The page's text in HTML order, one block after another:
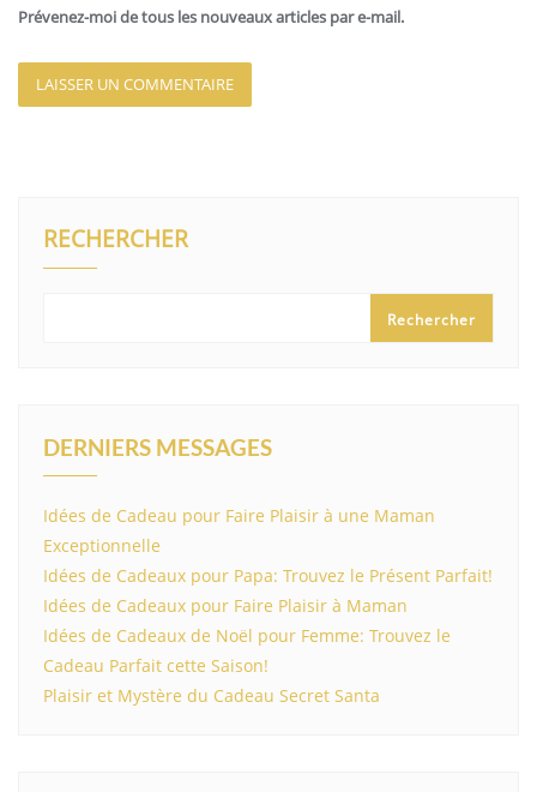
Prévenez-moi de tous les nouveaux articles par e-mail.
RECHERCHER
Rechercher
DERNIERS MESSAGES
Idées de Cadeau pour Faire Plaisir à une Maman
Exceptionnelle
Idées de Cadeaux pour Papa: Trouvez le Présent Parfait!
Idées de Cadeaux pour Faire Plaisir à Maman
Idées de Cadeaux de Noël pour Femme: Trouvez le
Cadeau Parfait cette Saison!
Plaisir et Mystère du Cadeau Secret Santa